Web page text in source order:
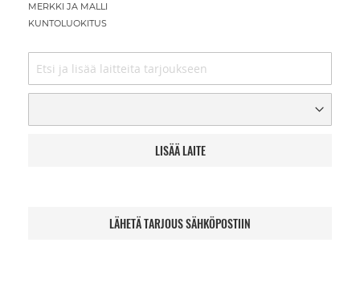
MERKKI JA MALLI
KUNTOLUOKITUS
LISÄÄ LAITE
LÄHETÄ TARJOUS SÄHKÖPOSTIIN